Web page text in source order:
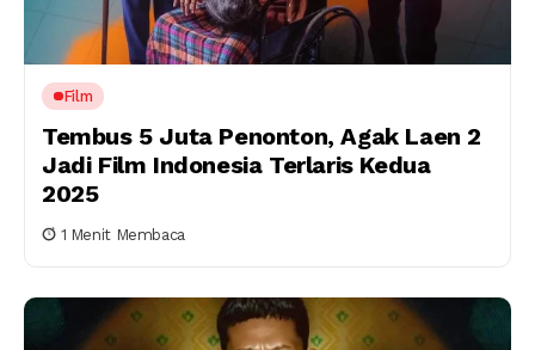
Film
Tembus 5 Juta Penonton, Agak Laen 2
Jadi Film Indonesia Terlaris Kedua
2025
1 Menit Membaca